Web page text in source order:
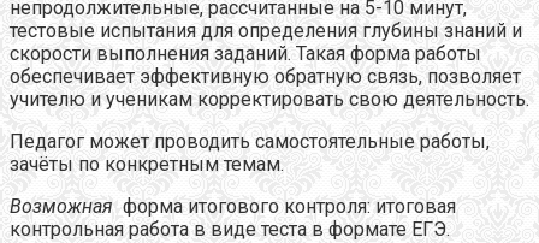
непродолжительные, рассчитанные на 5-10 минут,
тестовые испытания для определения глубины знаний и
скорости выполнения заданий. Такая форма работы
обеспечивает эффективную обратную связь, позволяет
учителю и ученикам корректировать свою деятельность.
Педагог может проводить самостоятельные работы,
зачёты по конкретным темам.
Возможная форма итогового контроля: итоговая
контрольная работа в виде теста в формате ЕГЭ.